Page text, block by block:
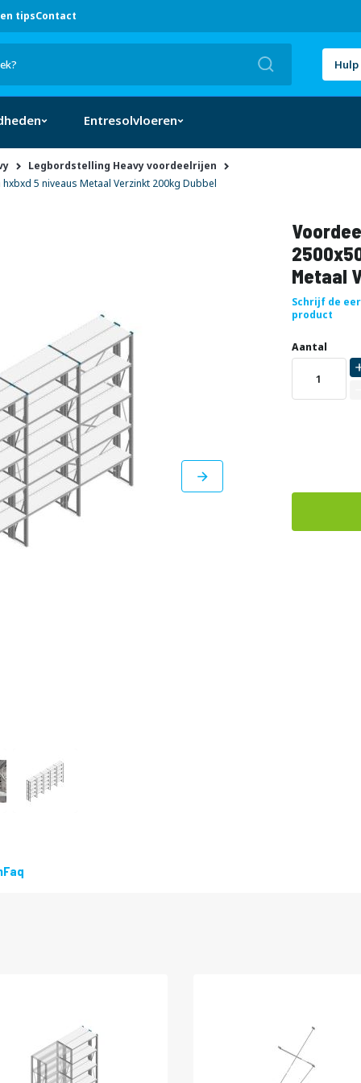
tipsContact
Hulp
Entresolvloeren
Legbordstelling Heavy voordeelrijen
5 niveaus Metaal Verzinkt 200kg Dubbel
Metaal
Schrijf de
product
Uw
aanpassing
DIRECT
LEVERBAAR
Aantal
Faq